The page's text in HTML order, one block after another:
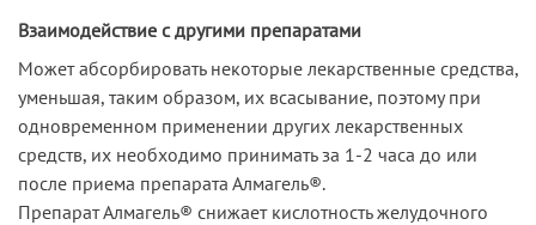
Взаимодействие с другими препаратами
Может абсорбировать некоторые лекарственные средства,
уменьшая, таким образом, их всасывание, поэтому при
одновременном применении других лекарственных
средств, их необходимо принимать за 1-2 часа до или
после приема препарата Алмагель®.
Препарат Алмагель® снижает кислотность желудочного